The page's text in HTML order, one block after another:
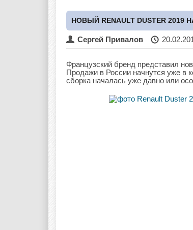
НОВЫЙ RENAULT DUSTER
Сергей Привалов
Французский бренд представил
Продажи в России начнутся уже в
сборка началась уже давно или